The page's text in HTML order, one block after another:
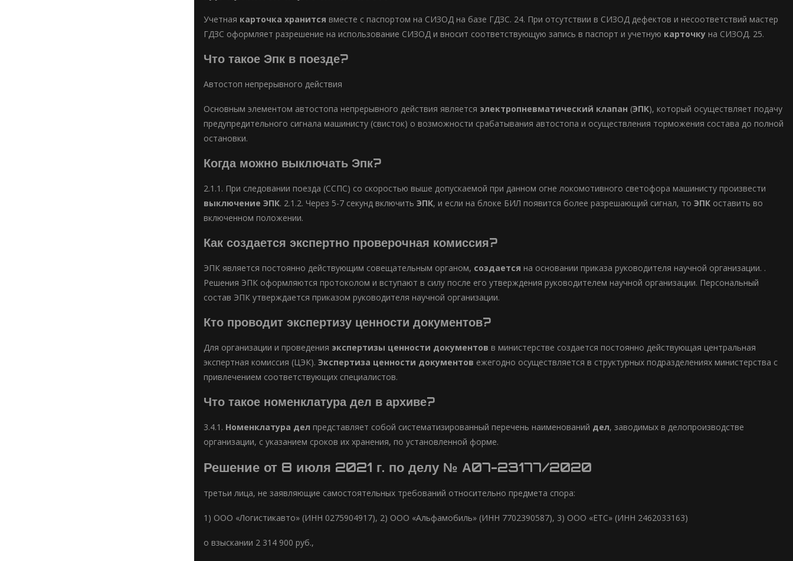
Учетная карточка хранится вместе с паспортом на СИЗОД на базе ГДЗС. 24. При отсутствии в СИЗОД дефектов и несоответствий мастер
ГДЗС оформляет разрешение на использование СИЗОД и вносит соответствующую запись в паспорт и учетную карточку на СИЗОД. 25.
Что такое Эпк в поезде?
Автостоп непрерывного действия
Основным элементом автостопа непрерывного действия является электропневматический клапан (ЭПК), который осуществляет подачу
предупредительного сигнала машинисту (свисток) о возможности срабатывания автостопа и осуществления торможения состава до полной
остановки.
Когда можно выключать Эпк?
2.1.1. При следовании поезда (ССПС) со скоростью выше допускаемой при данном огне локомотивного светофора машинисту произвести
выключение ЭПК. 2.1.2. Через 5-7 секунд включить ЭПК, и если на блоке БИЛ появится более разрешающий сигнал, то ЭПК оставить во
включенном положении.
Как создается экспертно проверочная комиссия?
ЭПК является постоянно действующим совещательным органом, создается на основании приказа руководителя научной организации. .
Решения ЭПК оформляются протоколом и вступают в силу после его утверждения руководителем научной организации. Персональный
состав ЭПК утверждается приказом руководителя научной организации.
Кто проводит экспертизу ценности документов?
Для организации и проведения экспертизы ценности документов в министерстве создается постоянно действующая центральная
экспертная комиссия (ЦЭК). Экспертиза ценности документов ежегодно осуществляется в структурных подразделениях министерства с
привлечением соответствующих специалистов.
Что такое номенклатура дел в архиве?
3.4.1. Номенклатура дел представляет собой систематизированный перечень наименований дел, заводимых в делопроизводстве
организации, с указанием сроков их хранения, по установленной форме.
Решение от 8 июля 2021 г. по делу № А07-23177/2020
третьи лица, не заявляющие самостоятельных требований относительно предмета спора:
1) ООО «Логистикавто» (ИНН 0275904917), 2) ООО «Альфамобиль» (ИНН 7702390587), 3) ООО «ЕТС» (ИНН 2462033163)
о взыскании 2 314 900 руб.,